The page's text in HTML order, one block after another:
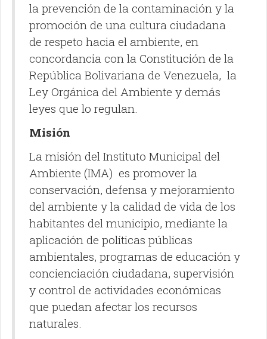
la prevención de la contaminación y la
promoción de una cultura ciudadana
de respeto hacia el ambiente, en
concordancia con la Constitución de la
República Bolivariana de Venezuela, la
Ley Orgánica del Ambiente y demás
leyes que lo regulan.
Misión
La misión del Instituto Municipal del
Ambiente (IMA) es promover la
conservación, defensa y mejoramiento
del ambiente y la calidad de vida de los
habitantes del municipio, mediante la
aplicación de políticas públicas
ambientales, programas de educación y
concienciación ciudadana, supervisión
y control de actividades económicas
que puedan afectar los recursos
naturales.